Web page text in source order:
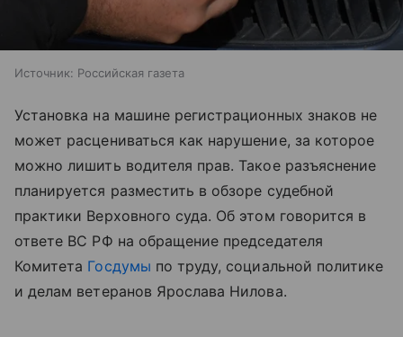
Источник: Российская газета
Установка на машине регистрационных знаков не
может расцениваться как нарушение, за которое
можно лишить водителя прав. Такое разъяснение
планируется разместить в обзоре судебной
практики Верховного суда. Об этом говорится в
ответе ВС РФ на обращение председателя
Комитета Госдумы по труду, социальной политике
и делам ветеранов Ярослава Нилова.